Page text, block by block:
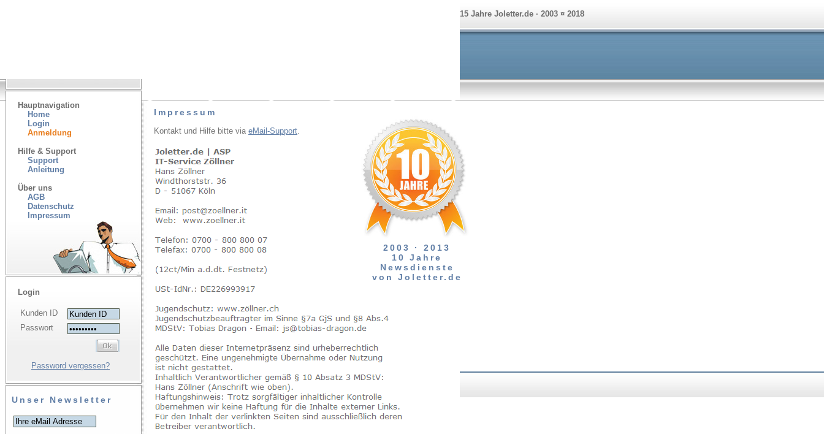
15 Jahre Joletter.de · 2003 ¤ 2018
Hauptnavigation
Home
Login
Anmeldung
Hilfe & Support
Support
Anleitung
Über uns
AGB
Datenschutz
Impressum
Login
Kunden ID
Passwort
Password vergessen?
Unser Newsletter
Impressum
2003 · 2013
10 Jahre
Newsdienste
von Joletter.de
Kontakt und Hilfe bitte via eMail-Support.